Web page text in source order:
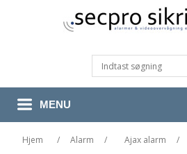
MENU
Hjem / Alarm / Ajax alarm
/